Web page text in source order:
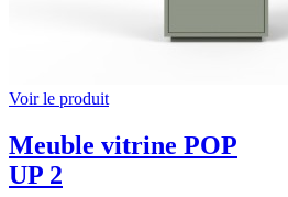
Voir le produit
Meuble vitrine POP
UP 2